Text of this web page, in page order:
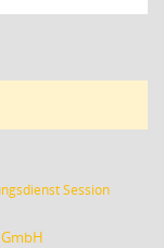
Session(Wird in